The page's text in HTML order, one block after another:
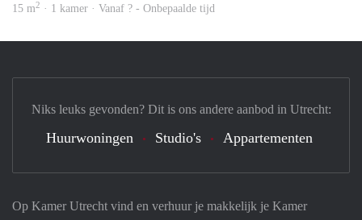
15 m2 · 1 kamer · Vanaf ? - Onbepaalde tijd
Op Kamer Utrecht vind en verhuur je makkelijk je Kamer
Niks leuks gevonden? Dit is ons andere aanbod in Utrecht:
Huurwoningen Studio's Appartementen